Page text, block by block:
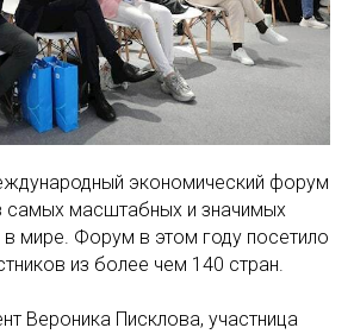
экономический форум
масштабных и значимых
мире. Форум в этом году посетило
из более чем 140 стран.
Вероника Писклова, участница